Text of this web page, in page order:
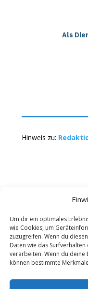
Um dir ein optimales
wie Cookies, um
zuzugreifen. Wenn du
Daten wie das
verarbeiten. Wenn du deine
können bestimmte
Als
Hinweis zu:
Kontakt
Copyright 2025-
Alle Rechte